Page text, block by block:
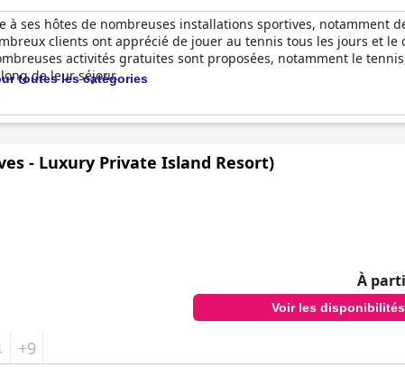
à ses hôtes de nombreuses installations sportives, notamment
clients ont apprécié de jouer au tennis tous les jours et le
activités gratuites sont proposées, notamment le
de leur séjour.
toutes les catégories
- Luxury Private Island Resort)
À
Voir les disponibilités
+9